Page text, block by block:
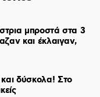
μπροστά στα 3
και έκλαιγαν,
δύσκολα! Στο